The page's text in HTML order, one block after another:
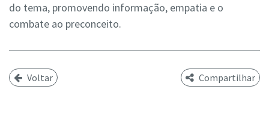
do tema, promovendo informação, empatia e o
combate ao preconceito.
Voltar Compartilhar